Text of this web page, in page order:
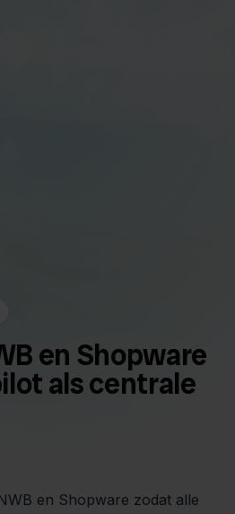
en Shopware
als centrale
en Shopware zodat alle